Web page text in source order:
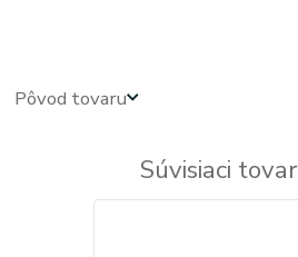
Pôvod tovaru
Súvisiaci tovar